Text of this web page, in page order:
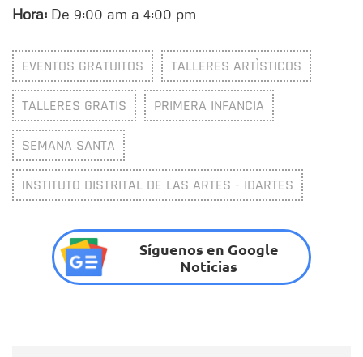
Hora: De 9:00 am a 4:00 pm
EVENTOS GRATUITOS TALLERES ARTÌSTICOS
TALLERES GRATIS PRIMERA INFANCIA
SEMANA SANTA
INSTITUTO DISTRITAL DE LAS ARTES - IDARTES
Síguenos en Google
Noticias